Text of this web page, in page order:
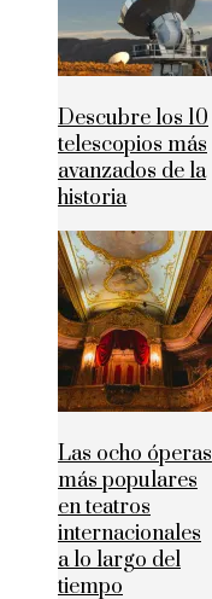
Descubre los 10
telescopios más
avanzados de la
historia
Las ocho óperas
más populares
en teatros
internacionales
a lo largo del
tiempo